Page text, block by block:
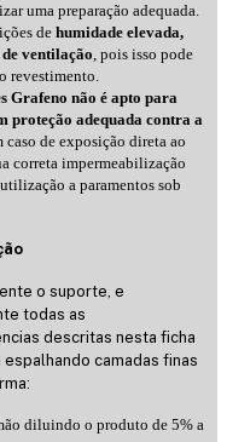
uma preparação adequada.
de humidade elevada,
ventilação, pois isso pode
revestimento.
Grafeno não é apto para
proteção adequada contra a
caso de exposição direta ao
correta impermeabilização
a paramentos sob
o suporte, e
todas as
descritas nesta ficha
camadas finas
diluindo o produto de 5% a